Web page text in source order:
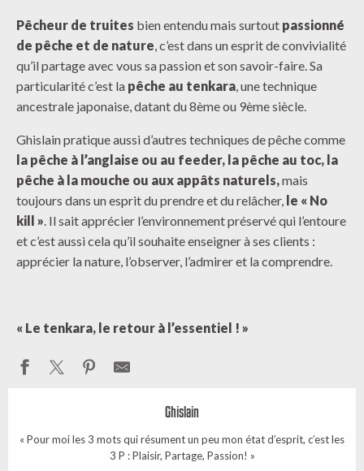
Pêcheur de truites bien entendu mais surtout passionné
de pêche et de nature, c’est dans un esprit de convivialité
qu’il partage avec vous sa passion et son savoir-faire. Sa
particularité c’est la pêche au tenkara, une technique
ancestrale japonaise, datant du 8ème ou 9ème siècle.
Ghislain pratique aussi d’autres techniques de pêche comme
la pêche à l’anglaise ou au feeder, la pêche au toc, la
pêche à la mouche ou aux appâts naturels,mais
toujours dans un esprit du prendre et du relâcher, le « No
kill ». Il sait apprécier l’environnement préservé qui l’entoure
et c’est aussi cela qu’il souhaite enseigner à ses clients :
apprécier la nature, l’observer, l’admirer et la comprendre.
« Le tenkara, le retour à l’essentiel ! »
Ghislain
« Pour moi les 3 mots qui résument un peu mon état d’esprit, c’est les
3 P : Plaisir, Partage, Passion! »